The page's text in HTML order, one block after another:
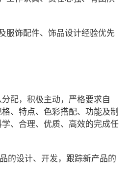
服饰配件、饰品设计经验优先
配，积极主动，严格要求自
、特点、色彩搭配、功能及制
、合理、优质、高效的完成任
的设计、开发，跟踪新产品的